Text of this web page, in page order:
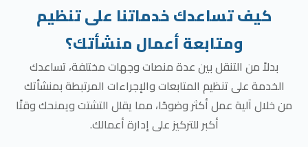
كيف تساعدك خدماتنا على تنظيم
ومتابعة أعمال منشأتك؟
بدلاً من التنقل بين عدة منصات وجهات مختلفة، تساعدك
الخدمة على تنظيم المتابعات والإجراءات المرتبطة بمنشأتك
من خلال آلية عمل أكثر وضوحًا، مما يقلل التشتت ويمنحك وقتًا
أكبر للتركيز على إدارة أعمالك.